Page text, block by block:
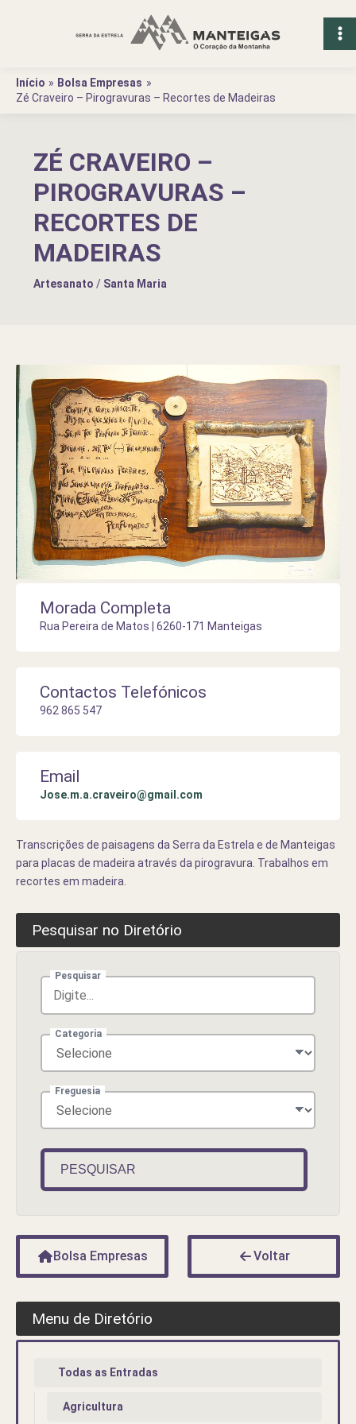
Início
Bolsa Empresas
Zé Craveiro – Pirogravuras – Recortes de Madeiras
ZÉ CRAVEIRO –
PIROGRAVURAS –
RECORTES DE
MADEIRAS
Artesanato / Santa Maria
Morada Completa
Rua Pereira de Matos | 6260-171 Manteigas
Contactos Telefónicos
962 865 547
Email
Jose.m.a.craveiro@gmail.com
Transcrições de paisagens da Serra da Estrela e de Manteigas
para placas de madeira através da pirogravura. Trabalhos em
recortes em madeira.
Pesquisar no Diretório
Pesquisar
Categoria
Freguesia
PESQUISAR
Bolsa Empresas Voltar
Menu de Diretório
Todas as Entradas
Agricultura